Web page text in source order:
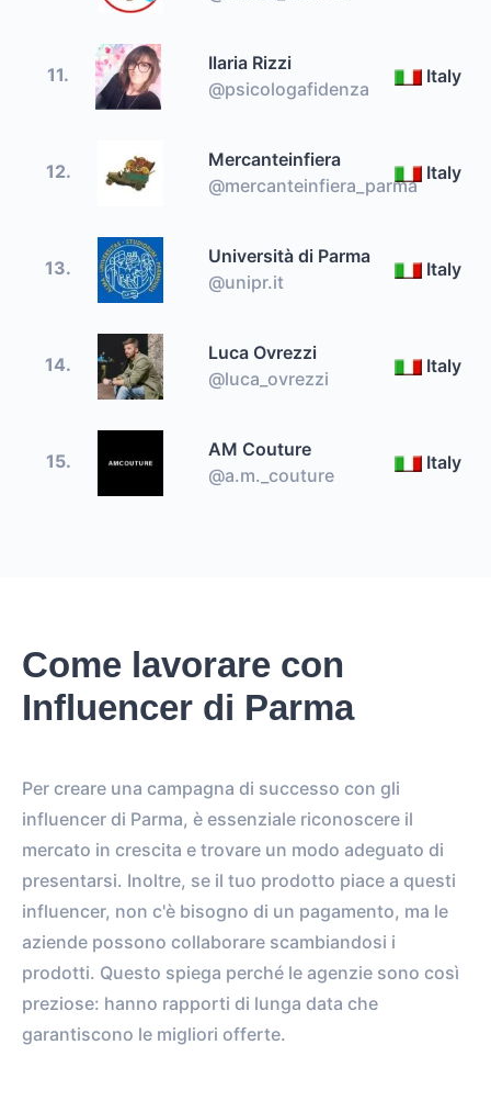
11.
Ilaria Rizzi
@psicologafidenza
Italy
12.
Mercanteinfiera
@mercanteinfiera_parma
Italy
13.
Università di Parma
@unipr.it
Italy
14.
Luca Ovrezzi
@luca_ovrezzi
Italy
15.
AM Couture
@a.m._couture
Italy
Come lavorare con
Influencer di Parma
Per creare una campagna di successo con gli
influencer di Parma, è essenziale riconoscere il
mercato in crescita e trovare un modo adeguato di
presentarsi. Inoltre, se il tuo prodotto piace a questi
influencer, non c'è bisogno di un pagamento, ma le
aziende possono collaborare scambiandosi i
prodotti. Questo spiega perché le agenzie sono così
preziose: hanno rapporti di lunga data che
garantiscono le migliori offerte.